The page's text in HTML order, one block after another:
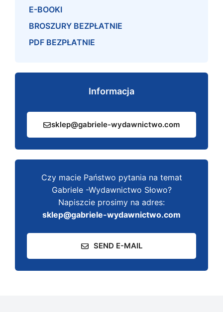
E-BOOKI
BROSZURY BEZPŁATNIE
PDF BEZPŁATNIE
Informacja
sklep@gabriele-wydawnictwo.com
Czy macie Państwo pytania na temat
Gabriele -Wydawnictwo Słowo?
Napiszcie prosimy na adres:
sklep@gabriele-wydawnictwo.com
SEND E-MAIL